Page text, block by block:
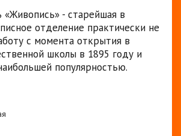
«Живопись» - старейшая в
отделение практически не
с момента открытия в
школы в 1895 году и
популярностью.